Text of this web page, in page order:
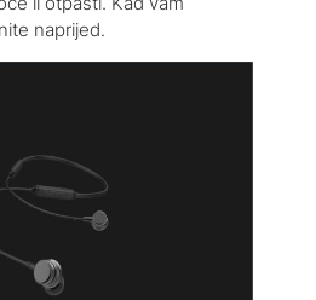
naprijed.